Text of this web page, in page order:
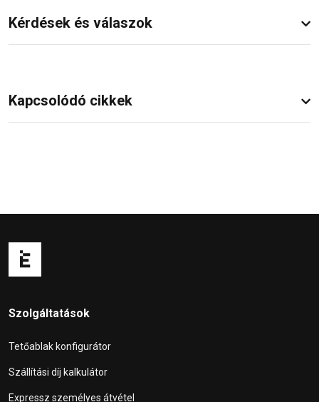
Kérdések és válaszok
Kapcsolódó cikkek
Szolgáltatások
Tetőablak konfigurátor
Szállítási díj kalkulátor
Expressz személyes átvétel